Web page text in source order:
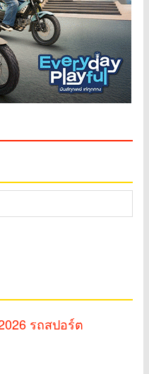
รถสปอร์ต